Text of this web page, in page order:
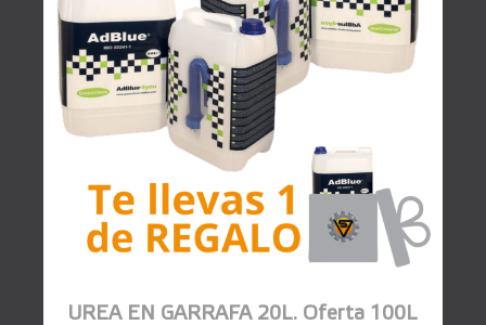
UREA EN GARRAFA 20L. Oferta 100L